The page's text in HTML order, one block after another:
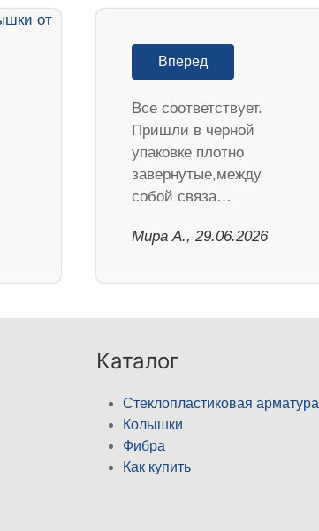
Вперед
Все соответствует.
Пришли в черной
упаковке плотно
завернутые,между
собой связа…
Мира А., 29.06.2026
Каталог
Стеклопластиковая арматура
Колышки
Фибра
Как купить